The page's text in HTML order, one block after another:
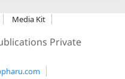
Media Kit
Private